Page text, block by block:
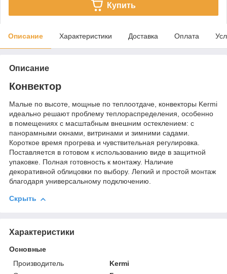
Купить
Описание Характеристики Доставка Оплата
Описание
Конвектор
Малые по высоте, мощные по теплоотдаче, конвекторы Kermi
идеально решают проблему теплораспределения, особенно
в помещениях с масштабным внешним остеклением: с
панорамными окнами, витринами и зимними садами.
Короткое время прогрева и чувствительная регулировка.
Поставляется в готовом к использованию виде в защитной
упаковке. Полная готовность к монтажу. Наличие
декоративной облицовки по выбору. Легкий и простой монтаж
благодаря универсальному подключению.
Скрыть
Характеристики
Основные
Производитель
Kermi